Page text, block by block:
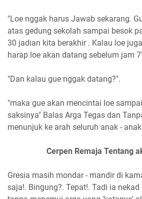
"Loe nggak harus Jawab sekarang.
atas gedung sekolah sampai besok
30 jadian kita berakhir . Kalau loe juga
harap loe akan datang sebelum jam
"Dan kalau gue nggak datang?".
"maka gue akan mencintai loe
saksinya" Balas Arga Tegas dan
menunjuk ke arah seluruh anak -
Cerpen Remaja Tentang
Gresia masih mondar - mandir di
saja!. Bingung?. Tepat!. Tadi ia